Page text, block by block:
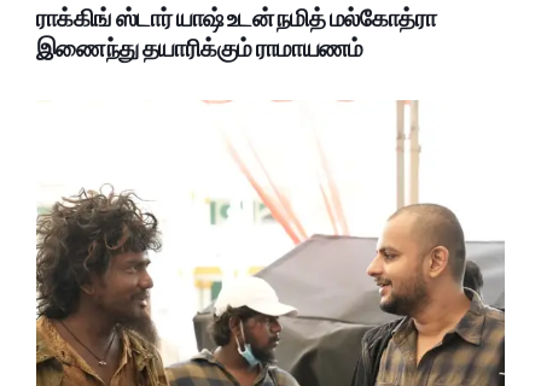
ராக்கிங் ஸ்டார் யாஷ் உடன் நமித் மல்கோத்ரா
இணைந்து தயாரிக்கும் ராமாயணம்